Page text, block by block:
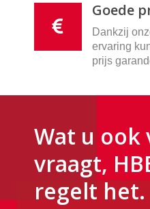
Goede
Dankzij
ervaring
prijs
Wat u ook
vraagt,
regelt het.